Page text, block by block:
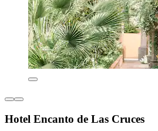
Hotel Encanto de Las Cruces